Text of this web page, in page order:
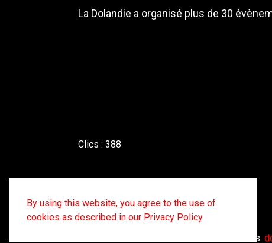
By using this website, you agree to the use of
cookies as described in our Privacy Policy.
La Dolandie a organisé plus de 30
Clics : 388
©2022- 2026 Dolandie tous droits réservés.